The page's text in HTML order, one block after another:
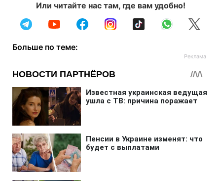
Или читайте нас там, где вам удобно!
Больше по теме: